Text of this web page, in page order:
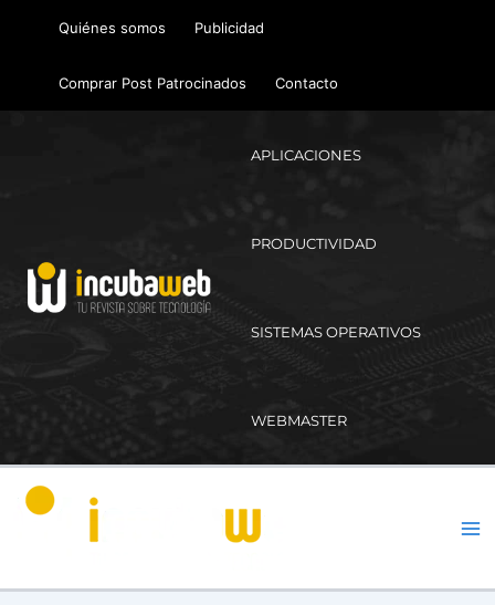
Quiénes somos Publicidad
Comprar Post Patrocinados Contacto
APLICACIONES
PRODUCTIVIDAD
SISTEMAS OPERATIVOS
WEBMASTER